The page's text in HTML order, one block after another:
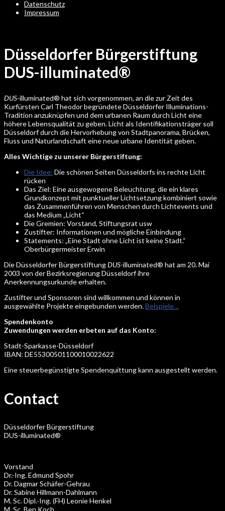
Datenschutz
Impressum
Düsseldorfer Bürgerstiftung
DUS-illuminated®
DUS-illuminated® hat sich vorgenommen, an die zur Zeit des
Kurfürsten Carl Theodor begründete Düsseldorfer Illuminations-
Tradition anzuknüpfen und dem urbanen Raum durch Licht eine
höhere Lebensqualität zu geben. Licht als Identifikationsträger soll
Düsseldorf durch die Hervorhebung von Stadtpanorama, Brücken,
Fluss und Naturlandschaft eine neue urbane Identität geben.
Alles Wichtige zu unserer Bürgerstiftung:
Die Idee: Die schönen Seiten Düsseldorfs ins rechte Licht
rücken
Das Ziel: Eine ausgewogene Beleuchtung, die ein klares
Grundkonzept mit punktueller Lichtsetzung kombiniert sowie
das Zusammenführen von Menschen durch Lichtevents und
das Medium „Licht“
Die Gremien: Vorstand, Stiftungsrat usw
Zustifter: Informationen und mögliche Einbindung
Statements: „Eine Stadt ohne Licht ist keine Stadt.“
Oberbürgermeister Erwin
Die Düsseldorfer BürgerstiftungDUS-illuminated® hat am 20. Mai
2003 von der Bezirksregierung Düsseldorf ihre
Anerkennungsurkunde erhalten.
Zustifter und Sponsoren sind willkommen und können in
ausgewählte Projekte eingebunden werden.Beispiele…
Spendenkonto
Zuwendungen werden erbeten auf das Konto:
Stadt-Sparkasse-Düsseldorf
IBAN: DE55300501100010022622
Eine steuerbegünstigte Spendenquittung kann ausgestellt werden.
Contact
Düsseldorfer Bürgerstiftung
DUS-illuminated®
Vorstand
Dr.-Ing. Edmund Spohr
Dr. Dagmar Schäfer-Gehrau
Dr. Sabine Hillmann-Dahlmann
M. Sc. Dipl.-Ing. (FH) Leonie Henkel
M. Sc. Ben Koch